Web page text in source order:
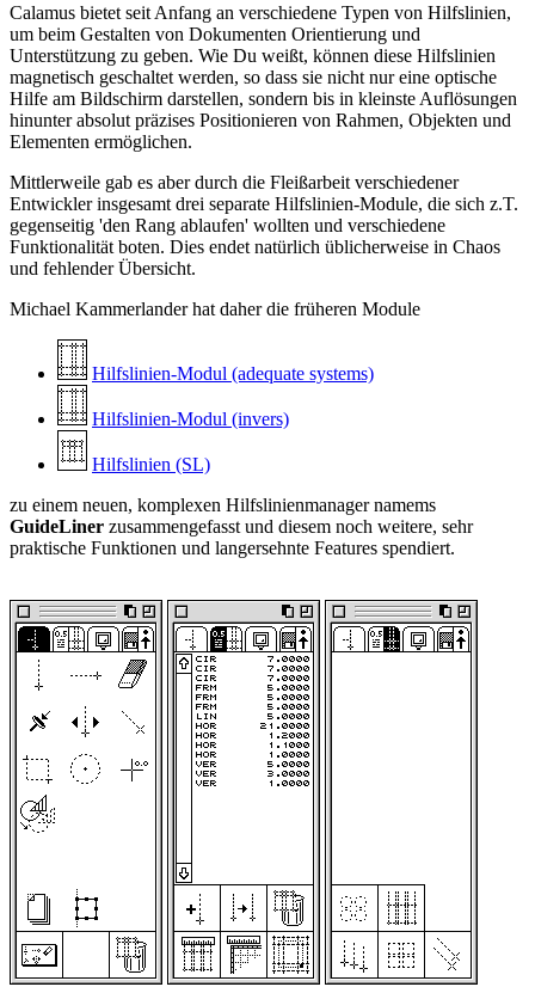
Calamus bietet seit Anfang an verschiedene Typen von Hilfslinien,
um beim Gestalten von Dokumenten Orientierung und
Unterstützung zu geben. Wie Du weißt, können diese Hilfslinien
magnetisch geschaltet werden, so dass sie nicht nur eine optische
Hilfe am Bildschirm darstellen, sondern bis in kleinste Auflösungen
hinunter absolut präzises Positionieren von Rahmen, Objekten und
Elementen ermöglichen.
Mittlerweile gab es aber durch die Fleißarbeit verschiedener
Entwickler insgesamt drei separate Hilfslinien-Module, die sich z.T.
gegenseitig 'den Rang ablaufen' wollten und verschiedene
Funktionalität boten. Dies endet natürlich üblicherweise in Chaos
und fehlender Übersicht.
Michael Kammerlander hat daher die früheren Module
Hilfslinien-Modul (adequate systems)
Hilfslinien-Modul (invers)
Hilfslinien (SL)
zu einem neuen, komplexen Hilfslinienmanager namems
GuideLiner zusammengefasst und diesem noch weitere, sehr
praktische Funktionen und langersehnte Features spendiert.